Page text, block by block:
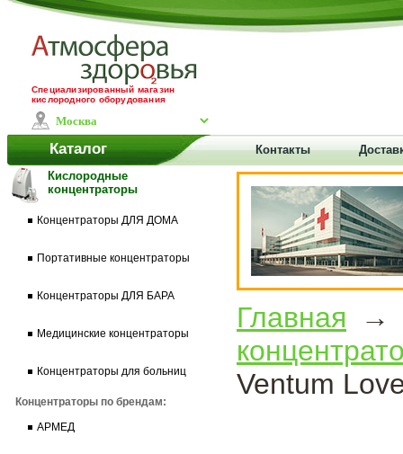
Специализированный магазин
кислородного оборудования
Каталог Контакты
Кислородные
концентраторы
Концентраторы ДЛЯ ДОМА
Портативные концентраторы
Концентраторы ДЛЯ БАРА
Медицинские концентраторы
Концентраторы для больниц
Концентраторы по брендам:
АРМЕД
Главная →
Ventum